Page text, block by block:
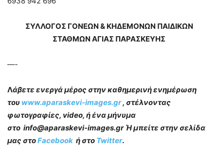
ΣΥΛΛΟΓΟΣ ΓΟΝΕΩΝ & ΚΗΔΕΜΟΝΩΝ ΠΑΙΔΙΚΩΝ
ΣΤΑΘΜΩΝ ΑΓΙΑΣ ΠΑΡΑΣΚΕΥΗΣ
—-
Λάβετε ενεργά μέρος στην καθημερινή ενημέρωση
του www.aparaskevi-images.gr, στέλνοντας
φωτογραφίες, video, ή ένα μήνυμα
στο info@aparaskevi-images.gr Ή μπείτε στην σελίδα
μας στοFacebook ή στο Twitter.